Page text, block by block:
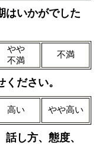
はいかがでした
やや
不満
不満
ださい。
高い やや高い
し方、態度、